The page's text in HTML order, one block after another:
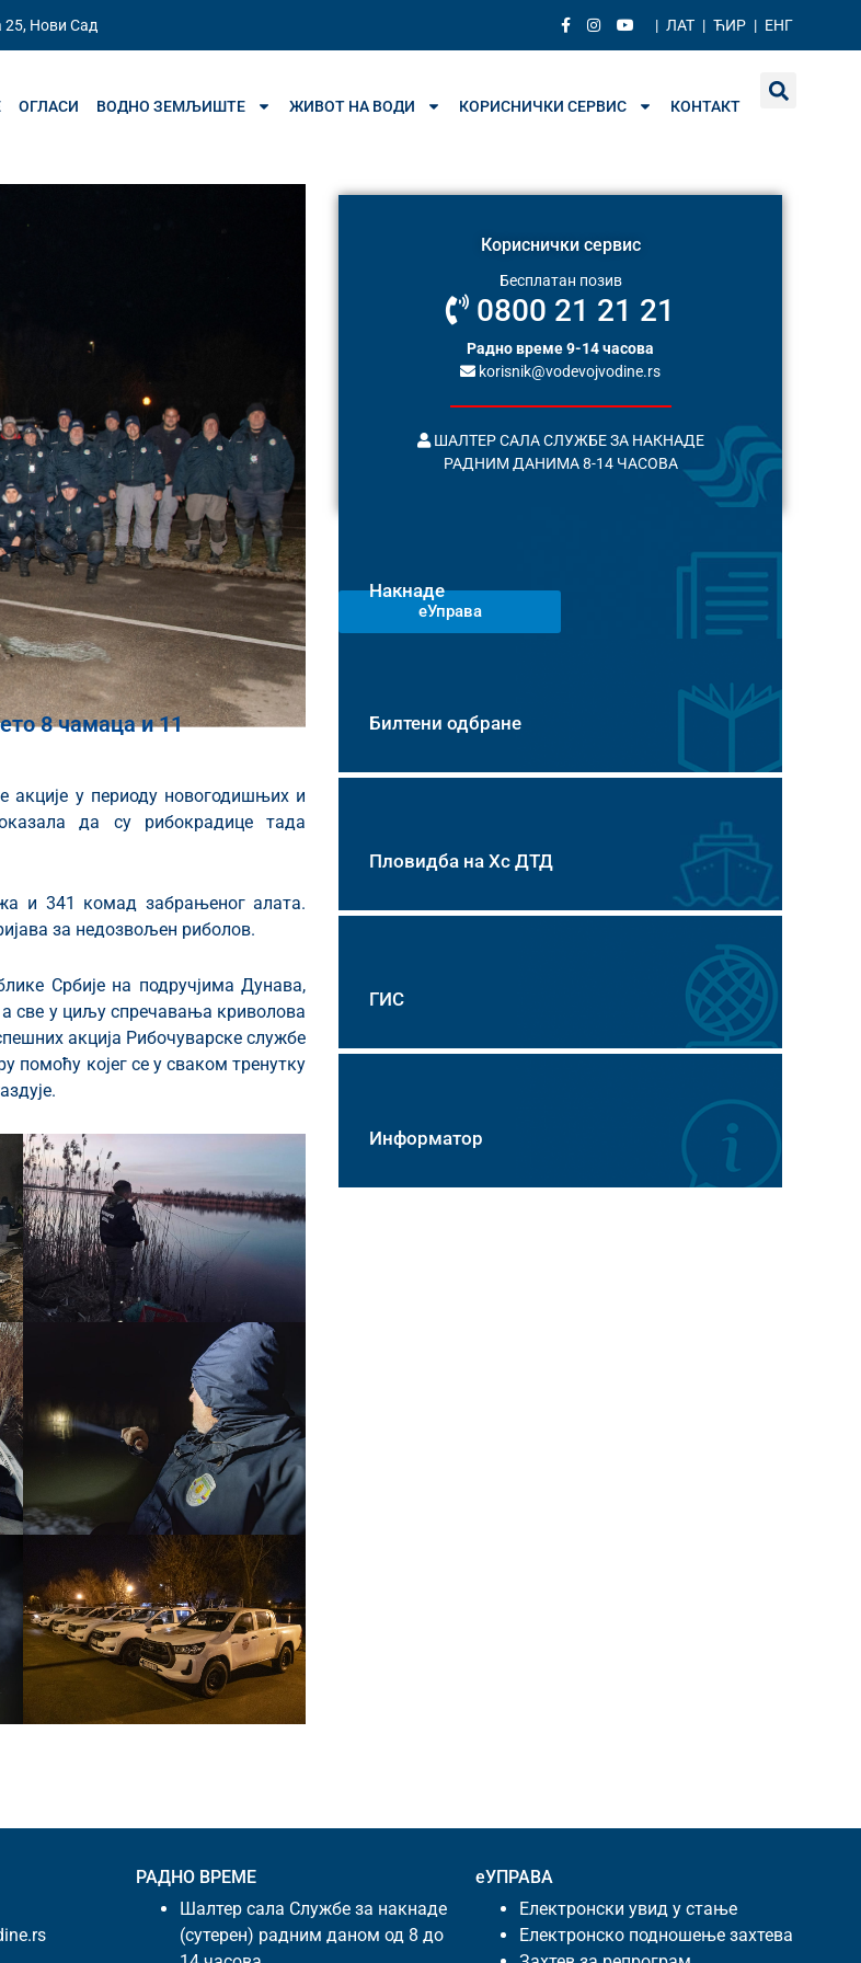
25, Нови Сад | ЛАТ | ЋИР | ЕНГ
ОГЛАСИ ВОДНО ЗЕМЉИШТЕ ЖИВОТ НА ВОДИ КОРИСНИЧКИ СЕРВИС КОНТАКТ
8 чамаца и 11
акције у периоду новогодишњих и
да су рибокрадице тада
и 341 комад забрањеног алата.
за недозвољен риболов.
Србије на подручјима Дунава,
све у циљу спречавања криволова
акција Рибочуварске службе
помоћу којег се у сваком тренутку
Кориснички сервис
Бесплатан позив
0800 21 21 21
Радно време 9-14 часова
korisnik@vodevojvodine.rs
ШАЛТЕР САЛА СЛУЖБЕ ЗА НАКНАДЕ
РАДНИМ ДАНИМА 8-14 ЧАСОВА
Накнаде
еУправа
Билтени одбране
Пловидба на Хс ДТД
ГИС
Информатор
РАДНО ВРЕМЕ
Шалтер сала Службе за накнаде
(сутерен) радним даном од 8 до
еУПРАВА
Електронски увид у стање
Електронско подношење захтева